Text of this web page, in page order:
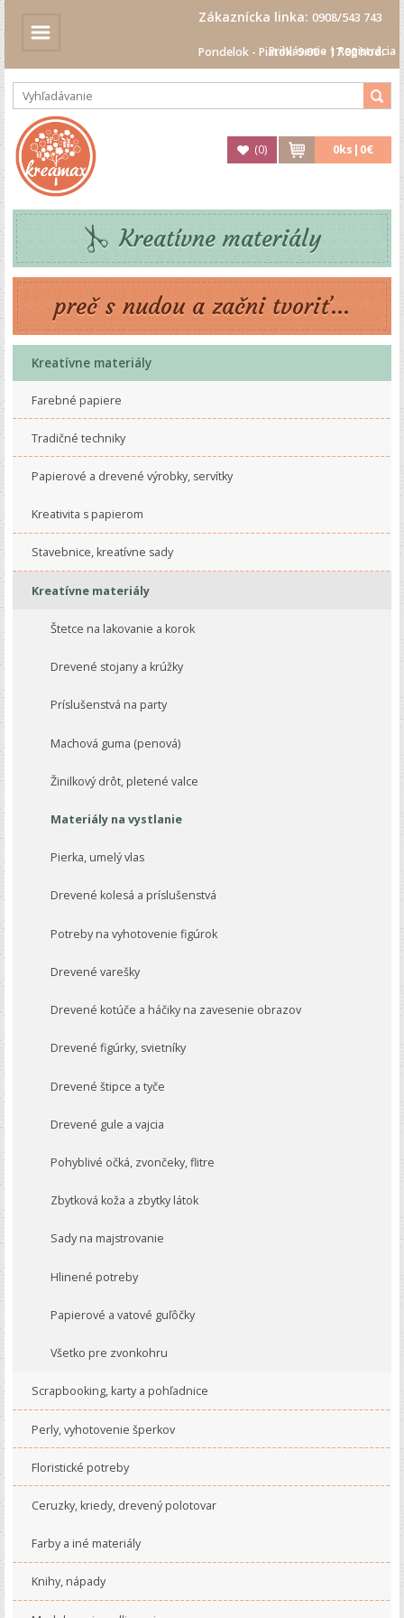
Zákaznícka linka: 0908/543 743
Pondelok - Piatok: 9.00 - 17.00 hod.
Prihlásenie|Registrácia
(0) 0ks| 0€
Kreatívne materiály
preč s nudou a začni tvoriť...
Kreatívne materiály
Farebné papiere
Tradičné techniky
Papierové a drevené výrobky, servítky
Kreativita s papierom
Stavebnice, kreatívne sady
Kreatívne materiály
Štetce na lakovanie a korok
Drevené stojany a krúžky
Príslušenstvá na party
Machová guma (penová)
Žinilkový drôt, pletené valce
Materiály na vystlanie
Pierka, umelý vlas
Drevené kolesá a príslušenstvá
Potreby na vyhotovenie figúrok
Drevené varešky
Drevené kotúče a háčiky na zavesenie obrazov
Drevené figúrky, svietníky
Drevené štipce a tyče
Drevené gule a vajcia
Pohyblivé očká, zvončeky, flitre
Zbytková koža a zbytky látok
Sady na majstrovanie
Hlinené potreby
Papierové a vatové guľôčky
Všetko pre zvonkohru
Scrapbooking, karty a pohľadnice
Perly, vyhotovenie šperkov
Floristické potreby
Ceruzky, kriedy, drevený polotovar
Farby a iné materiály
Knihy, nápady